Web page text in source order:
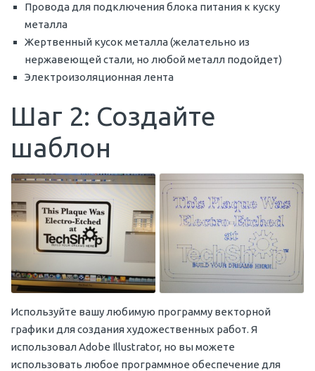
Провода для подключения блока питания к куску
металла
Жертвенный кусок металла (желательно из
нержавеющей стали, но любой металл подойдет)
Электроизоляционная лента
Шаг 2: Создайте
шаблон
Используйте вашу любимую программу векторной
графики для создания художественных работ. Я
использовал Adobe Illustrator, но вы можете
использовать любое программное обеспечение для